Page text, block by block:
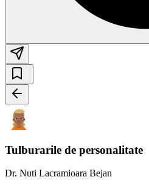
Tulburarile de personalitate
Dr. Nuti Lacramioara Bejan